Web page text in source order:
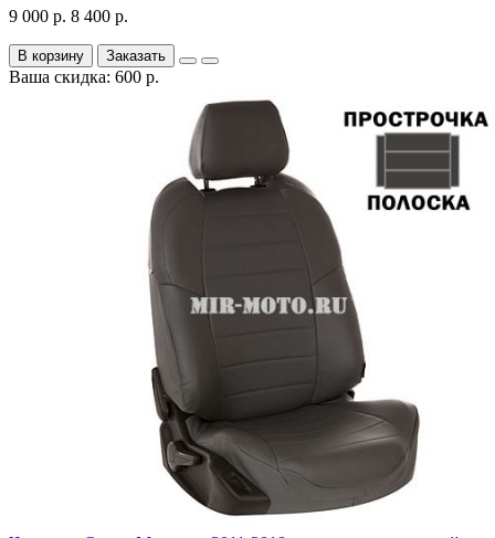
9 000 р. 8 400 р.
В корзину Заказать
Ваша скидка: 600 р.